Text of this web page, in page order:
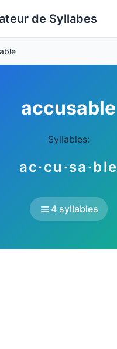
de Syllabes
accusable
Syllables:
ac·cu·sa·ble
4 syllables